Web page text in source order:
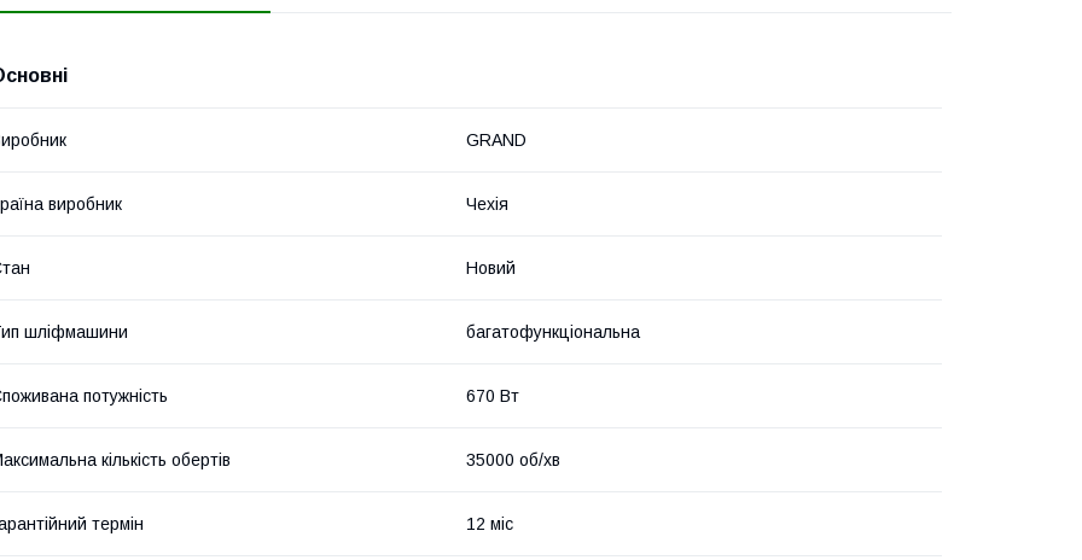
GRAND
виробник Чехія
Новий
шліфмашини багатофункціональна
потужність 670 Вт
кількість обертів 35000 об/хв
термін 12 міс